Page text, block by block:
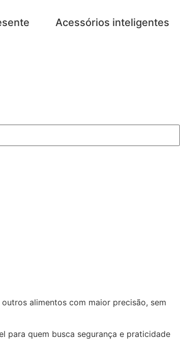
Acessórios inteligentes
alimentos com maior precisão, sem
para quem busca segurança e praticidade